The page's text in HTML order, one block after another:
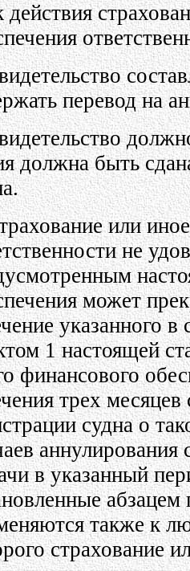
действия
перевод на
должна быть
или
не
может
указанного в
1 настоящей
финансового
трех
судна о
аннулирования
в указанный
также к
страхование